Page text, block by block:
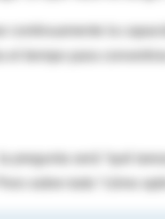
continuamente la
el tiempo para
pregunta será “qué
sobre todo “cómo